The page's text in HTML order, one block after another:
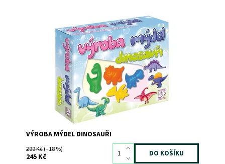
Vytvoř si opravdová mýdla!
Dostupnost:
Skladem>3
7037
DetiArt
VÝROBA MÝDEL DINOSAUŘI
299 Kč(–18 %)
245 Kč